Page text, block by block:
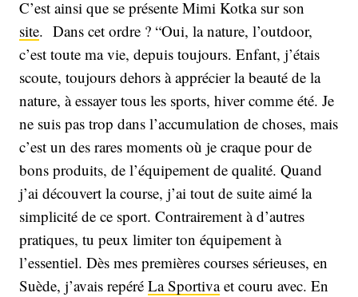
C’est ainsi que se présente Mimi Kotka sur son
site. Dans cet ordre ? “Oui, la nature, l’outdoor,
c’est toute ma vie, depuis toujours. Enfant, j’étais
scoute, toujours dehors à apprécier la beauté de la
nature, à essayer tous les sports, hiver comme été. Je
ne suis pas trop dans l’accumulation de choses, mais
c’est un des rares moments où je craque pour de
bons produits, de l’équipement de qualité. Quand
j’ai découvert la course, j’ai tout de suite aimé la
simplicité de ce sport. Contrairement à d’autres
pratiques, tu peux limiter ton équipement à
l’essentiel. Dès mes premières courses sérieuses, en
Suède, j’avais repéré La Sportivaet couru avec. En